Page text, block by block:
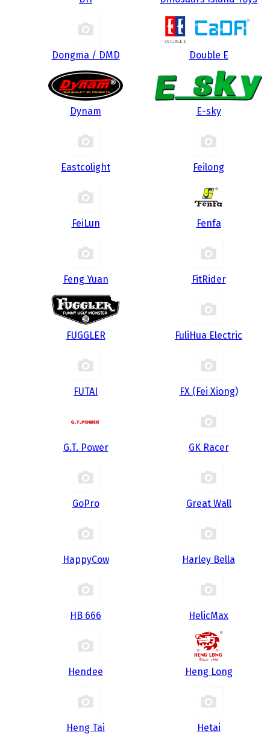
Dongma / DMD Double E
Dynam E-sky
Eastcolight Feilong
FeiLun Fenfa
Feng Yuan FitRider
FUGGLER FuliHua Electric
FUTAI FX (Fei Xiong)
G.T. Power GK Racer
GoPro Great Wall
HappyCow Harley Bella
HB 666 HelicMax
Hendee Heng Long
Heng Tai Hetai